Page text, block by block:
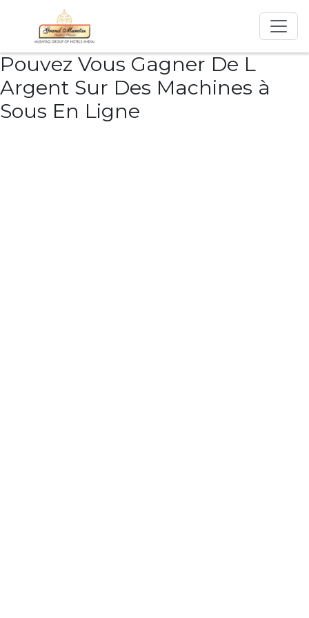
Pouvez Vous Gagner De L
Argent Sur Des Machines à
Sous En Ligne